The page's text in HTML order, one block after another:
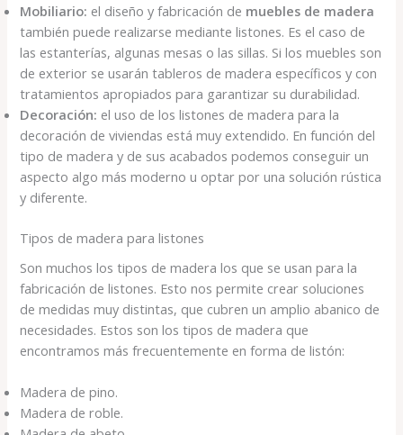
Mobiliario: el diseño y fabricación de muebles de madera
también puede realizarse mediante listones. Es el caso de
las estanterías, algunas mesas o las sillas. Si los muebles son
de exterior se usarán tableros de madera específicos y con
tratamientos apropiados para garantizar su durabilidad.
Decoración: el uso de los listones de madera para la
decoración de viviendas está muy extendido. En función del
tipo de madera y de sus acabados podemos conseguir un
aspecto algo más moderno u optar por una solución rústica
y diferente.
Tipos de madera para listones
Son muchos los tipos de madera los que se usan para la
fabricación de listones. Esto nos permite crear soluciones
de medidas muy distintas, que cubren un amplio abanico de
necesidades. Estos son los tipos de madera que
encontramos más frecuentemente en forma de listón:
Madera de pino.
Madera de roble.